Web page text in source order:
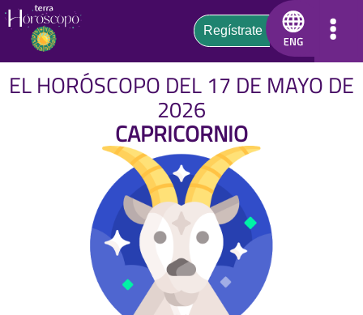
EL HORÓSCOPO DEL 17 DE MAYO DE
2026
CAPRICORNIO